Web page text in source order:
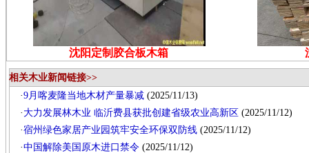
沈阳定制胶合板木箱
相关木业新闻链接>>
·9月喀麦隆当地木材产量暴减 (2025/11/13)
· 大力发展林木业 临沂费县获批创建省级农业高新区 (2025/11/12)
·宿州绿色家居产业园筑牢安全环保双防线 (2025/11/12)
·中国解除美国原木进口禁令 (2025/11/12)